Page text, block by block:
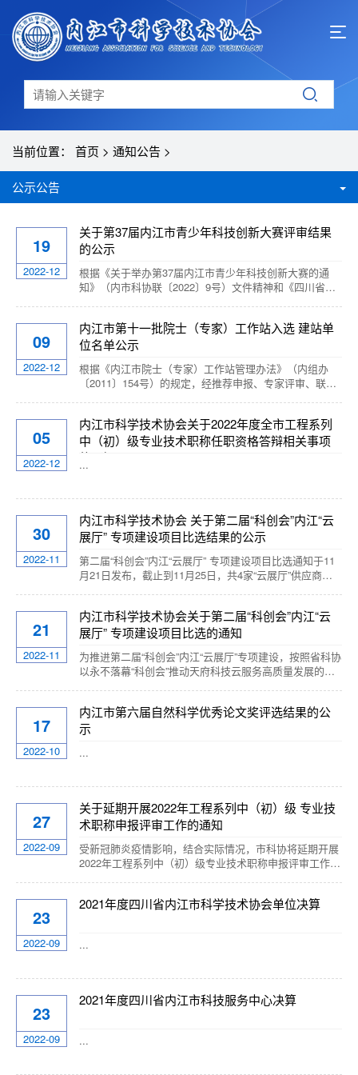
当前位置： 首页 > 通知公告 >
公示公告
19
2022-12
关于第37届内江市青少年科技创新大赛评审结果
的公示
根据《关于举办第37届内江市青少年科技创新大赛的通
知》（内市科协联〔2022〕9号）文件精神和《四川省青
年）》的要求，内江市5个县（市、区）、内江市经开区
和8个市直中小学、幼儿园上交了各类作品共计1051个
成果项目80个，科幻画590幅，青少年...
09
2022-12
内江市第十一批院士（专家）工作站入选 建站单
位名单公示
根据《内江市院士（专家）工作站管理办法》（内组办
〔2011〕154号）的规定，经推荐申报、专家评审、联席
日（5个工作日）。公示期内，任何单位或个人对公示对
象有异议的，请书面向我单位反映，以单位名义提出异议
的应加盖单位公章，以个人名义提出异议的应签署个人真
实姓名和联系方式，我们将对反映单位和...
05
2022-12
内江市科学技术协会关于2022年度全市工程系列
中（初）级专业技术职称任职资格答辩相关事项
的通知
...
30
2022-11
内江市科学技术协会 关于第二届“科创会”内江“云
展厅” 专项建设项目比选结果的公示
第二届“科创会”内江“云展厅” 专项建设项目比选通知于11
月21日发布，截止到11月25日，共4家“云展厅”供应商参
审组综合评审，麦博文化创意（成都）有限公司得分最
高，通过本次比选。现将比选结果进行公示，公示时间为
任何单位或个人对公示对...
21
2022-11
内江市科学技术协会关于第二届“科创会”内江“云
展厅” 专项建设项目比选的通知
为推进第二届“科创会”内江“云展厅”专项建设，按照省科协
以永不落幕“科创会”推动天府科技云服务高质量发展的工
第二届“科创会”之“云展厅”专项建设的通知》“云展厅”供应
商建议名单，现公开在其中比选第三方服务机构负责第二
一、项目名称第二届“科创会...
17
2022-10
内江市第六届自然科学优秀论文奖评选结果的公
示
...
27
2022-09
关于延期开展2022年工程系列中（初）级 专业技
术职称申报评审工作的通知
受新冠肺炎疫情影响，结合实际情况，市科协将延期开展
2022年工程系列中（初）级专业技术职称申报评审工作，
学技术协会（内江市市中区翔龙路二巷3号科学会堂三
23
2022-09
2021年度四川省内江市科学技术协会单位决算
...
23
2022-09
2021年度四川省内江市科技服务中心决算
...